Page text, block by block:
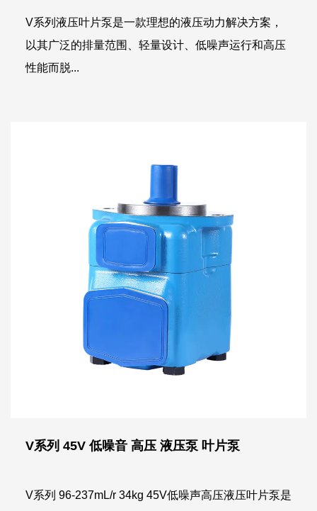
V系列液压叶片泵是一款理想的液压动力解决方案，
以其广泛的排量范围、轻量设计、低噪声运行和高压
性能而脱...
V系列 45V 低噪音 高压 液压泵 叶片泵
V系列 96-237mL/r 34kg 45V低噪声高压液压叶片泵是